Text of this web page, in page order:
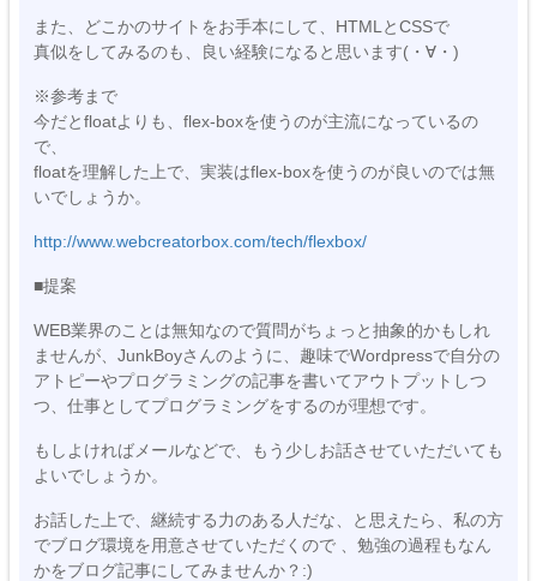
また、どこかのサイトをお手本にして、HTMLとCSSで
真似をしてみるのも、良い経験になると思います(・∀・)
※参考まで
今だとfloatよりも、flex-boxを使うのが主流になっているの
で、
floatを理解した上で、実装はflex-boxを使うのが良いのでは無
いでしょうか。
http://www.webcreatorbox.com/tech/flexbox/
■提案
WEB業界のことは無知なので質問がちょっと抽象的かもしれ
ませんが、JunkBoyさんのように、趣味でWordpressで自分の
アトピーやプログラミングの記事を書いてアウトプットしつ
つ、仕事としてプログラミングをするのが理想です。
もしよければメールなどで、もう少しお話させていただいても
よいでしょうか。
お話した上で、継続する力のある人だな、と思えたら、私の方
でブログ環境を用意させていただくので 、勉強の過程もなん
かをブログ記事にしてみませんか？:)